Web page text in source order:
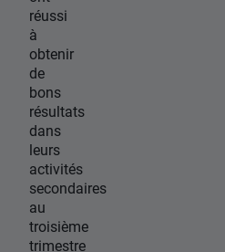
réussi
à
obtenir
de
bons
résultats
dans
leurs
activités
secondaires
au
troisième
trimestre